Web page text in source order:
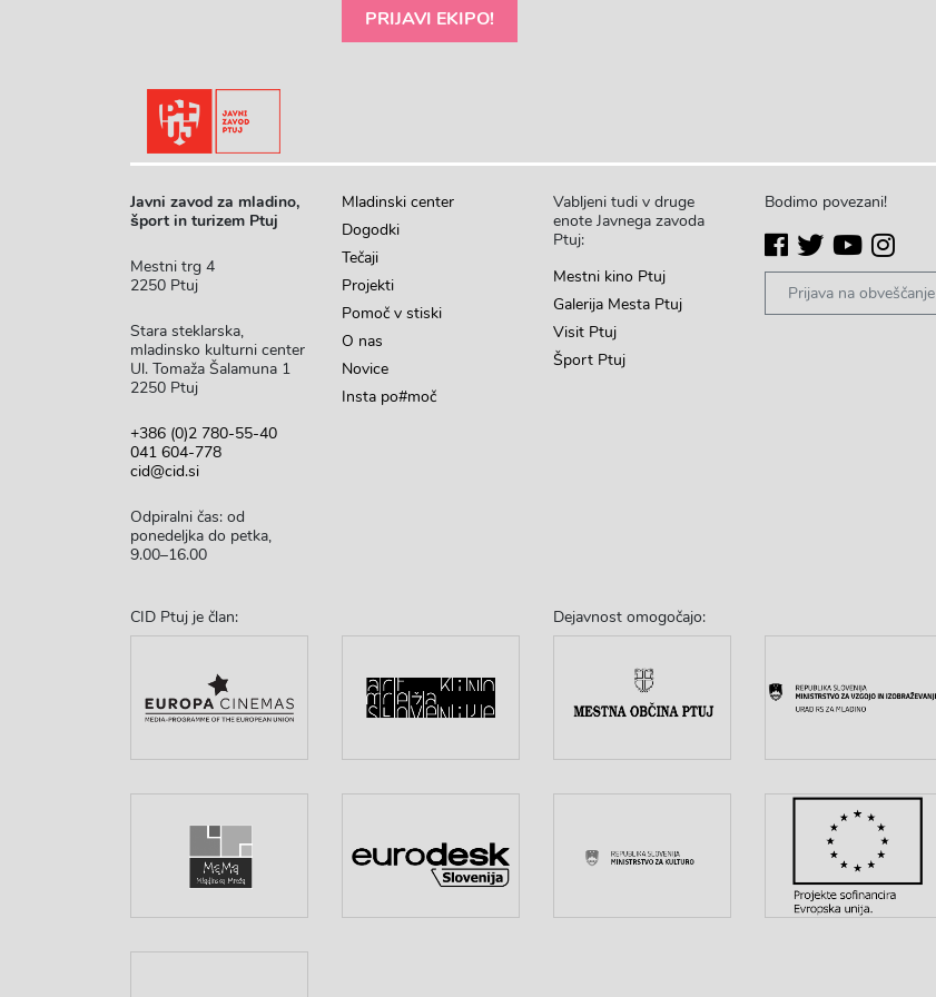
Javni zavod za mladino,
šport in turizem Ptuj
Mestni trg 4
2250 Ptuj
Stara steklarska,
mladinsko kulturni center
Ul. Tomaža Šalamuna 1
2250 Ptuj
+386 (0)2 780-55-40
041 604-778
cid@cid.si
Odpiralni čas: od
ponedeljka do petka,
9.00–16.00
Mladinski center
Dogodki
Tečaji
Projekti
Pomoč v stiski
O nas
Novice
Insta po#moč
Vabljeni tudi v druge
enote Javnega zavoda
Ptuj:
Mestni kino Ptuj
Galerija Mesta Ptuj
Visit Ptuj
Šport Ptuj
Bodimo povezani!
Prijava na obveščanje
CID Ptuj je član: Dejavnost omogočajo: